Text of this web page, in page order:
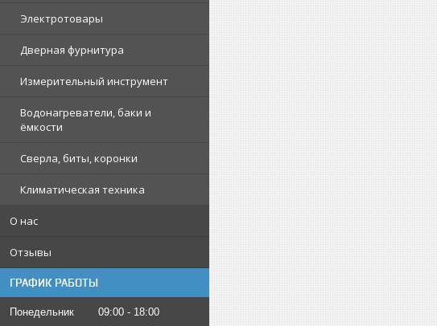
Электротовары
Дверная фурнитура
Измерительный инструмент
Водонагреватели, баки и
ёмкости
Сверла, биты, коронки
Климатическая техника
О нас
Отзывы
ГРАФИК РАБОТЫ
Понедельник 09:00
18:00